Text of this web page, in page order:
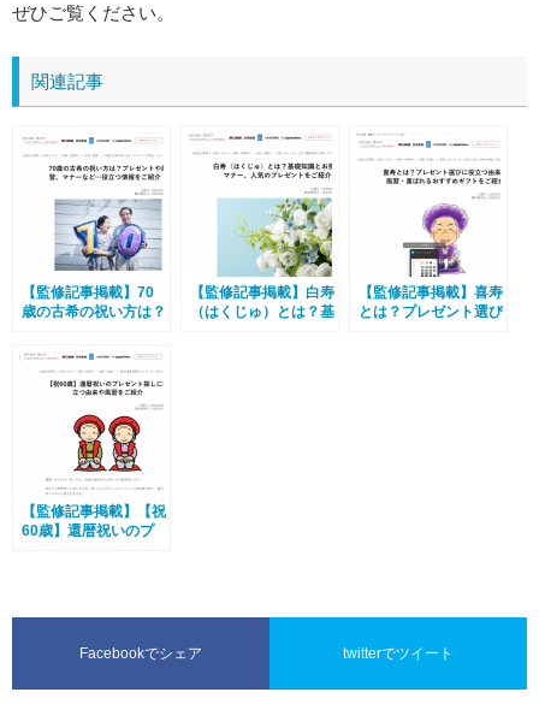
ぜひご覧ください。
関連記事
【監修記事掲載】70
歳の古希の祝い方は？
ナーなど…役立つ情報
をご紹介！
【監修記事掲載】白寿
（はくじゅ）とは？基
【監修記事掲載】喜寿
とは？プレゼント選び
【監修記事掲載】【祝
60歳】還暦祝いのプ
Facebookでシェア twitterでツイート